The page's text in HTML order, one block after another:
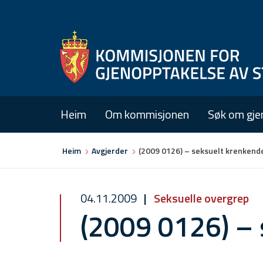
Heim Om kommisjonen Søk om
Heim Avgjerder (2009 0126) – seksuelt
04.11.2009 Seksuelle overgrep
(2009 0126)